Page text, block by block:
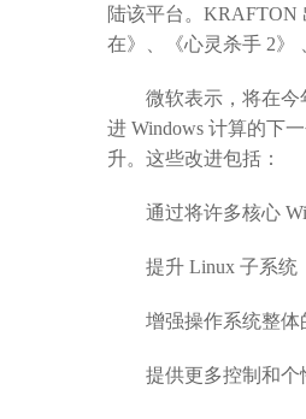
陆该平台。KRAFTON
在》、《心灵杀手 2》
微软表示，将在今年
进 Windows 计算的下
升。这些改进包括：
通过将许多核心
提升 Linux 子系统（
增强操作系统整体
提供更多控制和个性